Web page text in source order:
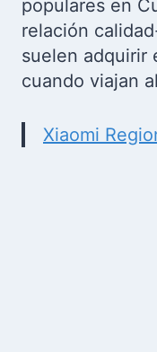
populares en
relación
suelen adquirir
cuando viajan
Xiaomi